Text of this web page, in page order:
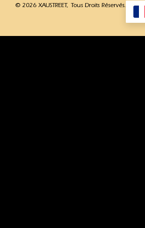
© 2026 XAUSTREET, Tous Droits Réservés.